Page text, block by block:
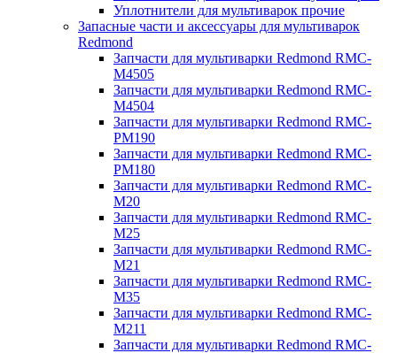
Уплотнители для мультиварок прочие
Запасные части и аксессуары для мультиварок
Redmond
Запчасти для мультиварки Redmond RMC-
M4505
Запчасти для мультиварки Redmond RMC-
M4504
Запчасти для мультиварки Redmond RMC-
PM190
Запчасти для мультиварки Redmond RMC-
PM180
Запчасти для мультиварки Redmond RMC-
M20
Запчасти для мультиварки Redmond RMC-
M25
Запчасти для мультиварки Redmond RMC-
M21
Запчасти для мультиварки Redmond RMC-
M35
Запчасти для мультиварки Redmond RMC-
M211
Запчасти для мультиварки Redmond RMC-